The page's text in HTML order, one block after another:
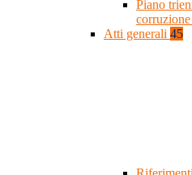
Piano
Atti generali 45